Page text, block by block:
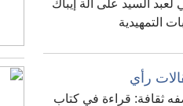
لعبد السيد على آلة إيباك
التمهيدية
رأي
ثقافة: قراءة في كتاب